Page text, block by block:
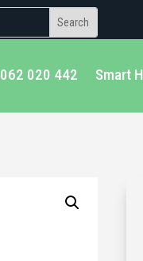
062 020 442 Smart